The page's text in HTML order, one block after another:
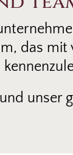
das
unser